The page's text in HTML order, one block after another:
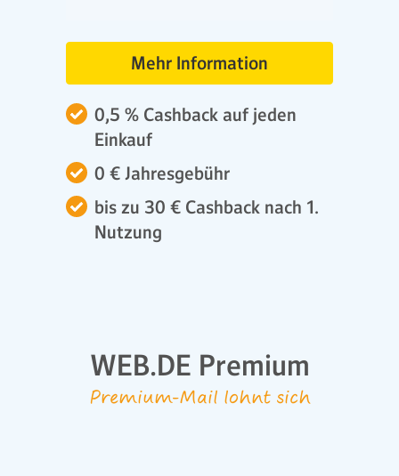
0,5 % Cashback auf jeden
Einkauf
0 € Jahresgebühr
bis zu 30 € Cashback nach 1.
Nutzung
Mehr Information
WEB.DE Premium
Premium-Mail lohnt sich